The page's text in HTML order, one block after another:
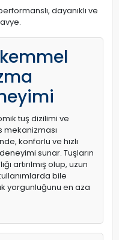
dayanıklı ve
tuş dizilimi ve
mekanizması
konforlu ve hızlı
sunar. Tuşların
artırılmış olup, uzun
bile
yorgunluğunu en aza